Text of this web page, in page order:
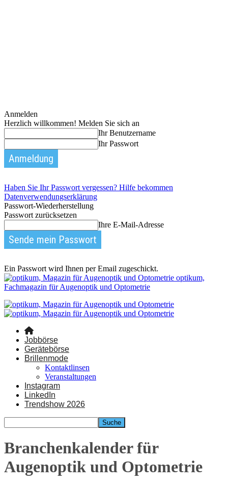
Anmelden
Herzlich willkommen! Melden Sie sich an
Ihr Benutzername
Ihr Passwort
Haben Sie Ihr Passwort vergessen? Hilfe bekommen
Datenverwendungserklärung
Passwort-Wiederherstellung
Passwort zurücksetzen
Ihre E-Mail-Adresse
Ein Passwort wird Ihnen per Email zugeschickt.
optikum,
Fachmagazin für Augenoptik und Optometrie
Jobbörse
Gerätebörse
Brillenmode
Kontaktlinsen
Veranstaltungen
Instagram
LinkedIn
Trendshow 2026
Branchenkalender für
Augenoptik und Optometrie